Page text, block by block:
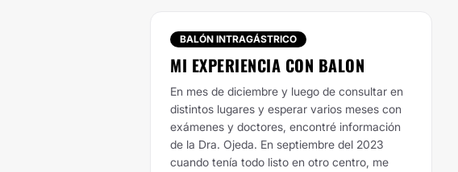
BALÓN INTRAGÁSTRICO
MI EXPERIENCIA CON BALON
En mes de diciembre y luego de consultar en
distintos lugares y esperar varios meses con
exámenes y doctores, encontré información
de la Dra. Ojeda. En septiembre del 2023
cuando tenía todo listo en otro centro, me